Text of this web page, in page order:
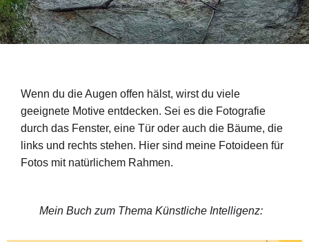
Wenn du die Augen offen hälst, wirst du viele
geeignete Motive entdecken. Sei es die Fotografie
durch das Fenster, eine Tür oder auch die Bäume, die
links und rechts stehen. Hier sind meine Fotoideen für
Fotos mit natürlichem Rahmen.
Mein Buch zum Thema Künstliche Intelligenz: